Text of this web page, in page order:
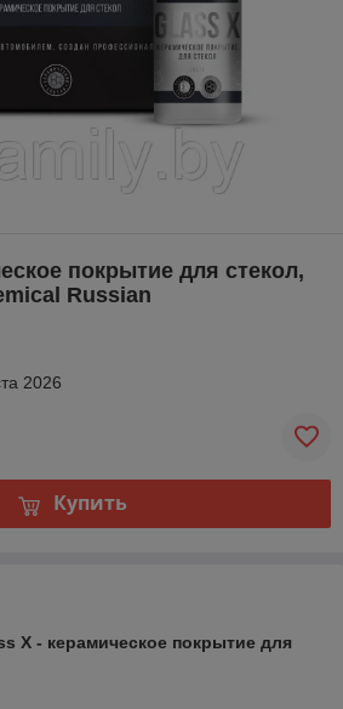
покрытие для стекол,
Russian
2026
Купить
X - керамическое покрытие для